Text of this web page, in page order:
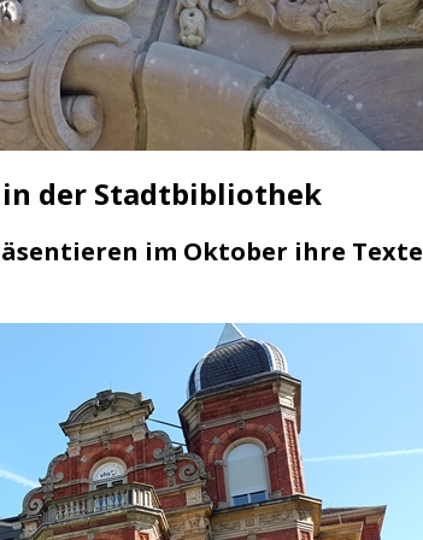
der Stadtbibliothek
im Oktober ihre Texte